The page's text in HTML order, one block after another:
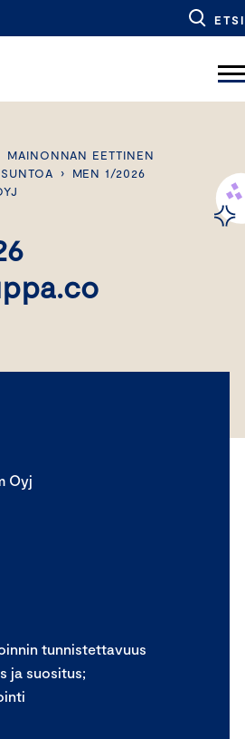
ETSI
MAINONNAN EETTINEN
›
MEN 1/2026
Oyj
tunnistettavuus
ja suositus;